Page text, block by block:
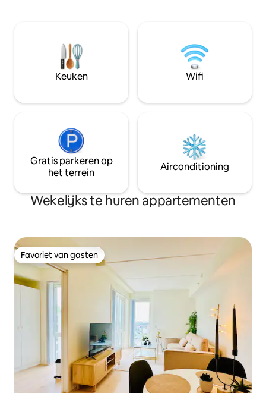
verhuurder verhuurt met Senja 's beste
locatie! Senja Suite Apartment 1, 2, 3.
de winter,
zomer! Rustige tot rustige buurt! Er zijn
veel leuke
omgeving. Zoals
Keuken Wifi
Gratis parkeren op
het terrein
Airconditioning
Wekelijks te huren appartementen
Favoriet van gasten
Favoriet van gasten